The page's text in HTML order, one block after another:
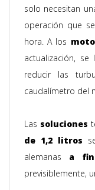
solo necesitan
operación que
hora. A los
actualización, se
reducir las
caudalímetro del
Las soluciones
de 1,2 litros
alemanas a
previsiblemente,